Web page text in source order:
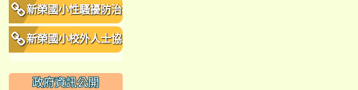
新榮國小性騷擾防治措
施、申訴及懲戒規範
新榮國小校外人士協助
政府資訊公開